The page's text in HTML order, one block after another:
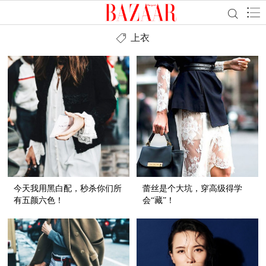
上衣
今天我用黑白配，秒杀你们所
有五颜六色！
蕾丝是个大坑，穿高级得学
会“藏”！